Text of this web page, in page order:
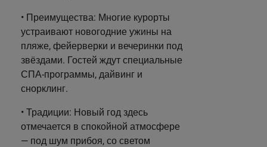
• Преимущества: Многие курорты
устраивают новогодние ужины на
пляже, фейерверки и вечеринки под
звёздами. Гостей ждут специальные
СПА-программы, дайвинг и
снорклинг.
• Традиции: Новый год здесь
отмечается в спокойной атмосфере
— под шум прибоя, со светом